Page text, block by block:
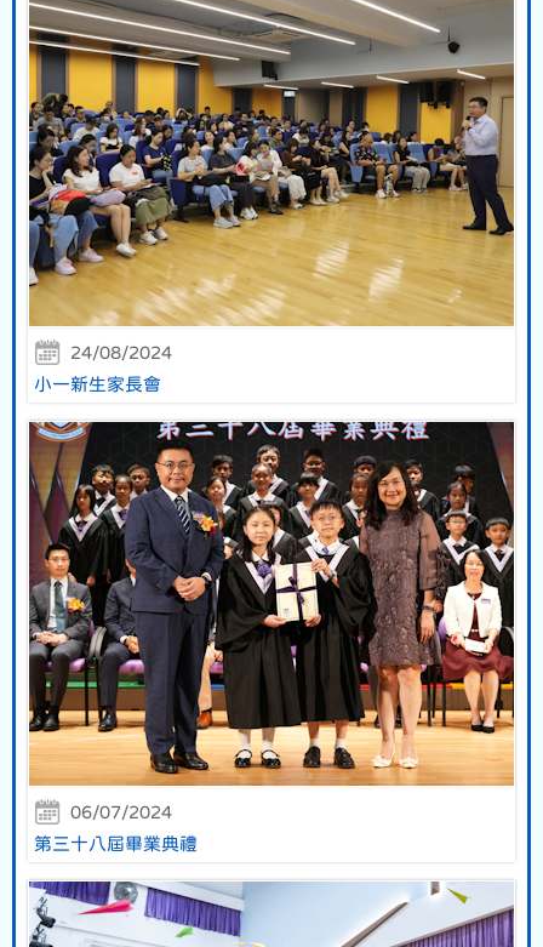
24/08/2024
小一新生家長會
06/07/2024
第三十八屆畢業典禮